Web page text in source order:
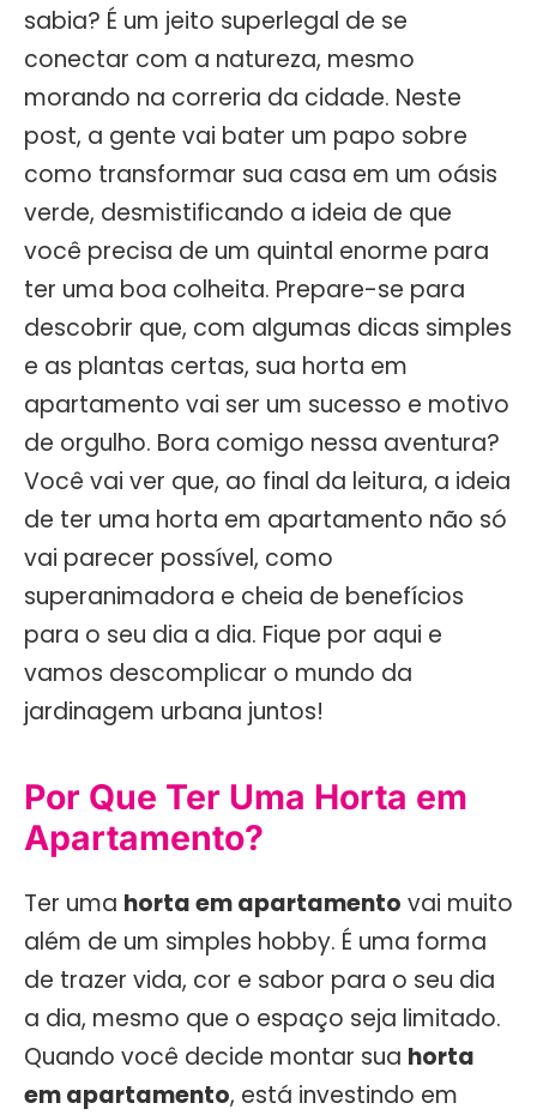
sabia? É um jeito superlegal de se
conectar com a natureza, mesmo
morando na correria da cidade. Neste
post, a gente vai bater um papo sobre
como transformar sua casa em um oásis
verde, desmistificando a ideia de que
você precisa de um quintal enorme para
ter uma boa colheita. Prepare-se para
descobrir que, com algumas dicas simples
e as plantas certas, sua horta em
apartamento vai ser um sucesso e motivo
de orgulho. Bora comigo nessa aventura?
Você vai ver que, ao final da leitura, a ideia
de ter uma horta em apartamento não só
vai parecer possível, como
superanimadora e cheia de benefícios
para o seu dia a dia. Fique por aqui e
vamos descomplicar o mundo da
jardinagem urbana juntos!
Por Que Ter Uma Horta em
Apartamento?
Ter uma horta em apartamento vai muito
além de um simples hobby. É uma forma
de trazer vida, cor e sabor para o seu dia
a dia, mesmo que o espaço seja limitado.
Quando você decide montar sua horta
em apartamento, está investindo em